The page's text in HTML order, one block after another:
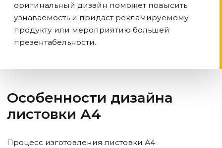
оригинальный дизайн поможет повысить
узнаваемость и придаст рекламируемому
продукту или мероприятию большей
презентабельности.
Особенности дизайна
листовки А4
Процесс изготовления листовки А4